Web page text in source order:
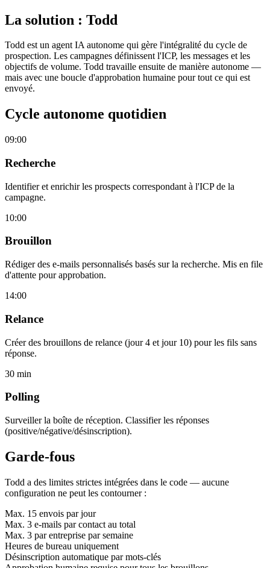
La solution : Todd
Todd est un agent IA autonome qui gère l'intégralité du cycle de
prospection. Les campagnes définissent l'ICP, les messages et les
objectifs de volume. Todd travaille ensuite de manière autonome —
mais avec une boucle d'approbation humaine pour tout ce qui est
envoyé.
Cycle autonome quotidien
09:00
Recherche
Identifier et enrichir les prospects correspondant à l'ICP de la
campagne.
10:00
Brouillon
Rédiger des e-mails personnalisés basés sur la recherche. Mis en file
d'attente pour approbation.
14:00
Relance
Créer des brouillons de relance (jour 4 et jour 10) pour les fils sans
réponse.
30 min
Polling
Surveiller la boîte de réception. Classifier les réponses
(positive/négative/désinscription).
Garde-fous
Todd a des limites strictes intégrées dans le code — aucune
configuration ne peut les contourner :
Max. 15 envois par jour
Max. 3 e-mails par contact au total
Max. 3 par entreprise par semaine
Heures de bureau uniquement
Désinscription automatique par mots-clés